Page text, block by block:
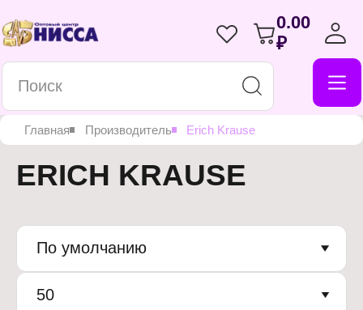
0.00
₽
Главная Производитель Erich Krause
ERICH KRAUSE
По умолчанию
50